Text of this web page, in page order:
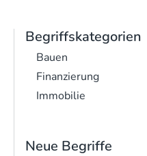
Begriffskategorien
Bauen
Finanzierung
Immobilie
Neue Begriffe